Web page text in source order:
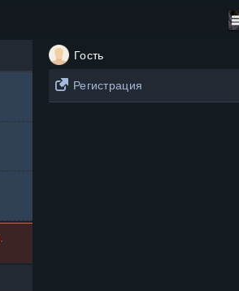
Гость
Регистрация